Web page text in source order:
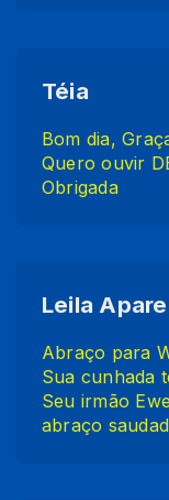
Téia
Bom dia,
Quero ouvir
Obrigada
Abraço para
Sua cunhada
Seu irmão
abraço